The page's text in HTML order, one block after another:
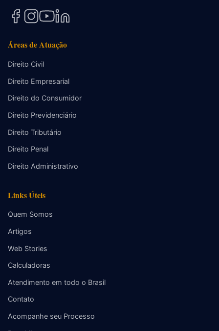
Áreas de Atuação
Direito Civil
Direito Empresarial
Direito do Consumidor
Direito Previdenciário
Direito Tributário
Direito Penal
Direito Administrativo
Links Úteis
Quem Somos
Artigos
Web Stories
Calculadoras
Atendimento em todo o Brasil
Contato
Acompanhe seu Processo